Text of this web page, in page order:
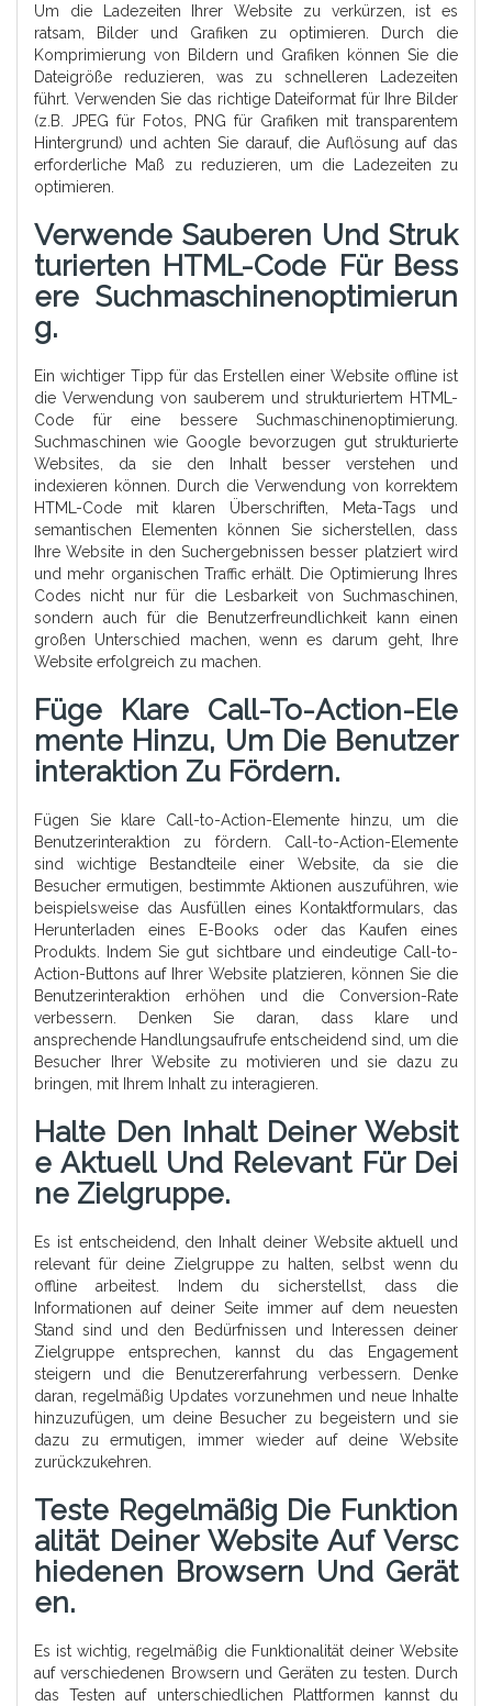
Um die Ladezeiten Ihrer Website zu verkürzen, ist es
ratsam, Bilder und Grafiken zu optimieren. Durch die
Komprimierung von Bildern und Grafiken können Sie die
Dateigröße reduzieren, was zu schnelleren Ladezeiten
führt. Verwenden Sie das richtige Dateiformat für Ihre Bilder
(z.B. JPEG für Fotos, PNG für Grafiken mit transparentem
Hintergrund) und achten Sie darauf, die Auflösung auf das
erforderliche Maß zu reduzieren, um die Ladezeiten zu
optimieren.
Verwende Sauberen Und Struk
Turierten HTML-Code Für Bess
Ere Suchmaschinenoptimierun
G.
Ein wichtiger Tipp für das Erstellen einer Website offline ist
die Verwendung von sauberem und strukturiertem HTML-
Code für eine bessere Suchmaschinenoptimierung.
Suchmaschinen wie Google bevorzugen gut strukturierte
Websites, da sie den Inhalt besser verstehen und
indexieren können. Durch die Verwendung von korrektem
HTML-Code mit klaren Überschriften, Meta-Tags und
semantischen Elementen können Sie sicherstellen, dass
Ihre Website in den Suchergebnissen besser platziert wird
und mehr organischen Traffic erhält. Die Optimierung Ihres
Codes nicht nur für die Lesbarkeit von Suchmaschinen,
sondern auch für die Benutzerfreundlichkeit kann einen
großen Unterschied machen, wenn es darum geht, Ihre
Website erfolgreich zu machen.
Füge Klare Call-To-Action-Ele
Mente Hinzu, Um Die Benutzer
Interaktion Zu Fördern.
Fügen Sie klare Call-to-Action-Elemente hinzu, um die
Benutzerinteraktion zu fördern. Call-to-Action-Elemente
sind wichtige Bestandteile einer Website, da sie die
Besucher ermutigen, bestimmte Aktionen auszuführen, wie
beispielsweise das Ausfüllen eines Kontaktformulars, das
Herunterladen eines E-Books oder das Kaufen eines
Produkts. Indem Sie gut sichtbare und eindeutige Call-to-
Action-Buttons auf Ihrer Website platzieren, können Sie die
Benutzerinteraktion erhöhen und die Conversion-Rate
verbessern. Denken Sie daran, dass klare und
ansprechende Handlungsaufrufe entscheidend sind, um die
Besucher Ihrer Website zu motivieren und sie dazu zu
bringen, mit Ihrem Inhalt zu interagieren.
Halte Den Inhalt Deiner Websit
E Aktuell Und Relevant Für Dei
Ne Zielgruppe.
Es ist entscheidend, den Inhalt deiner Website aktuell und
relevant für deine Zielgruppe zu halten, selbst wenn du
offline arbeitest. Indem du sicherstellst, dass die
Informationen auf deiner Seite immer auf dem neuesten
Stand sind und den Bedürfnissen und Interessen deiner
Zielgruppe entsprechen, kannst du das Engagement
steigern und die Benutzererfahrung verbessern. Denke
daran, regelmäßig Updates vorzunehmen und neue Inhalte
hinzuzufügen, um deine Besucher zu begeistern und sie
dazu zu ermutigen, immer wieder auf deine Website
zurückzukehren.
Teste Regelmäßig Die Funktion
Alität Deiner Website Auf Versc
Hiedenen Browsern Und Gerät
En.
Es ist wichtig, regelmäßig die Funktionalität deiner Website
auf verschiedenen Browsern und Geräten zu testen. Durch
das Testen auf unterschiedlichen Plattformen kannst du